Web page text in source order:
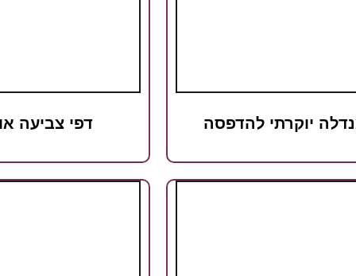
יוקרתי להדפסה דפי צביעה